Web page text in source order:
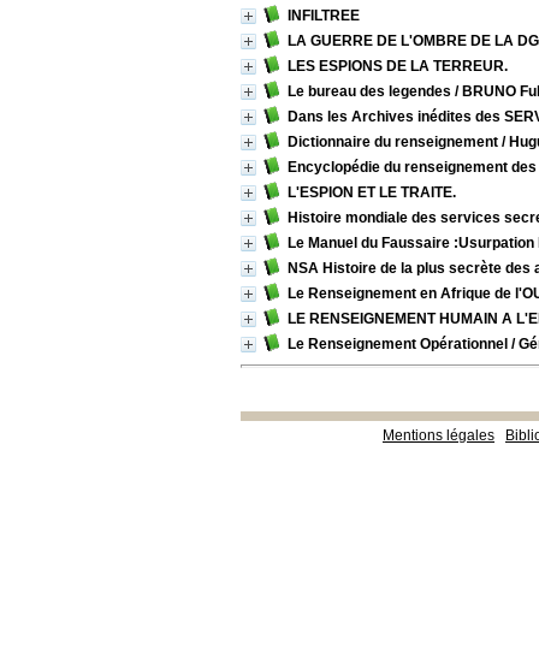
INFILTREE
LA GUERRE DE L'OMBRE DE LA
LES ESPIONS DE LA TERREUR.
Le bureau des legendes / BRUNO
Dans les Archives inédites des
Dictionnaire du renseignement /
Encyclopédie du renseignement
L'ESPION ET LE TRAITE.
Histoire mondiale des services
Le Manuel du Faussaire
NSA Histoire de la plus secrète des
Le Renseignement en Afrique de
LE RENSEIGNEMENT HUMAIN A
Le Renseignement Opérationnel /
Mentions légales